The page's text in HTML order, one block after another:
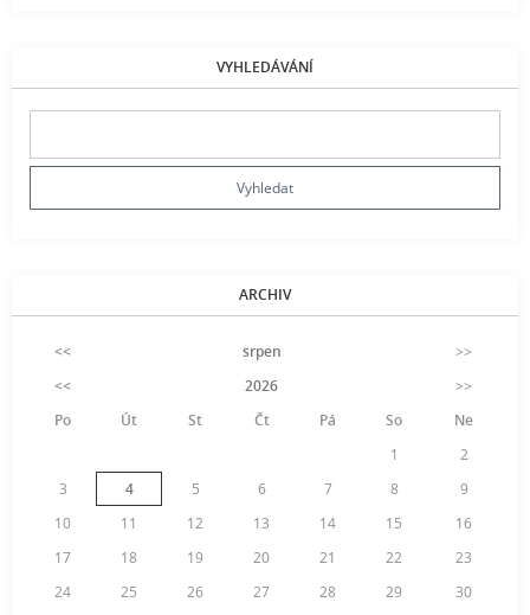
VYHLEDÁVÁNÍ
ARCHIV
<< srpen
>>
<<
2026
>>
Po
Út St Čt Pá So
Ne
1
2
3
4 5 6 7 8
9
10
11 12 13 14 15
16
17
18 19 20 21 22
23
24
25 26 27 28 29
30